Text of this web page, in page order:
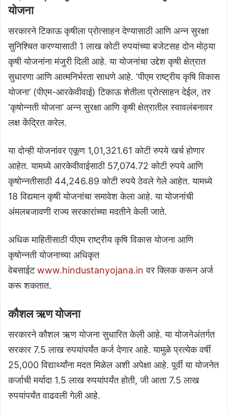
योजना
सरकारने टिकाऊ कृषीला प्रोत्साहन देण्यासाठी आणि अन्न सुरक्षा
सुनिश्चित करण्यासाठी 1 लाख कोटी रुपयांच्या बजेटसह दोन मोठ्या
कृषी योजनांना मंजुरी दिली आहे. या योजनांचा उद्देश कृषी क्षेत्रात
सुधारणा आणि आत्मनिर्भरता साधणे आहे. ‘पीएम राष्ट्रीय कृषि विकास
योजना’ (पीएम-आरकेवीवाई) टिकाऊ शेतीला प्रोत्साहन देईल, तर
‘कृषोन्नती योजना’ अन्न सुरक्षा आणि कृषी क्षेत्रातील स्वावलंबनावर
लक्ष केंद्रित करेल.
या दोन्ही योजनांवर एकूण 1,01,321.61 कोटी रुपये खर्च होणार
आहेत. यामध्ये आरकेवीवाईसाठी 57,074.72 कोटी रुपये आणि
कृषोन्नतीसाठी 44,246.89 कोटी रुपये ठेवले गेले आहेत. यामध्ये
18 विद्यमान कृषी योजनांचा समावेश केला आहे. या योजनांची
अंमलबजावणी राज्य सरकारांच्या मदतीने केली जाते.
अधिक माहितीसाठी पीएम राष्ट्रीय कृषि विकास योजना आणि
कृषोन्नती योजनाच्या अधिकृत
वेबसाईटwww.hindustanyojana.in वर क्लिक करून अर्ज
करू शकतात.
कौशल ऋण योजना
सरकारने कौशल ऋण योजना सुधारित केली आहे. या योजनेअंतर्गत
सरकार 7.5 लाख रुपयांपर्यंत कर्ज देणार आहे. यामुळे प्रत्येक वर्षी
25,000 विद्यार्थ्यांना मदत मिळेल अशी अपेक्षा आहे. पूर्वी या योजनेत
कर्जाची मर्यादा 1.5 लाख रुपयांपर्यंत होती, जी आता 7.5 लाख
रुपयांपर्यंत वाढवली गेली आहे.